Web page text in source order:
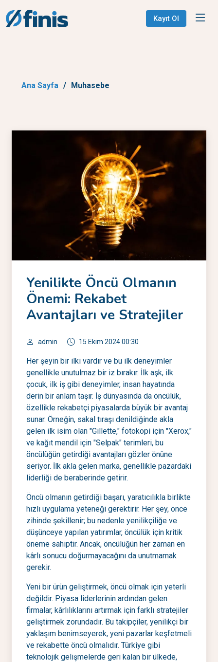
Kayıt Ol
Ana Sayfa Muhasebe
Yenilikte Öncü Olmanın
Önemi: Rekabet
Avantajları ve Stratejiler
admin 15 Ekim 2024 00:30
Her şeyin bir ilki vardır ve bu ilk deneyimler
genellikle unutulmaz bir iz bırakır. İlk aşk, ilk
çocuk, ilk iş gibi deneyimler, insan hayatında
derin bir anlam taşır. İş dünyasında da öncülük,
özellikle rekabetçi piyasalarda büyük bir avantaj
sunar. Örneğin, sakal tıraşı denildiğinde akla
gelen ilk isim olan "Gillette," fotokopi için "Xerox,"
ve kağıt mendil için "Selpak" terimleri, bu
öncülüğün getirdiği avantajları gözler önüne
seriyor. İlk akla gelen marka, genellikle pazardaki
liderliği de beraberinde getirir.
Öncü olmanın getirdiği başarı, yaratıcılıkla birlikte
hızlı uygulama yeteneği gerektirir. Her şey, önce
zihinde şekillenir; bu nedenle yenilikçiliğe ve
düşünceye yapılan yatırımlar, öncülük için kritik
öneme sahiptir. Ancak, öncülüğün her zaman en
kârlı sonucu doğurmayacağını da unutmamak
gerekir.
Yeni bir ürün geliştirmek, öncü olmak için yeterli
değildir. Piyasa liderlerinin ardından gelen
firmalar, kârlılıklarını artırmak için farklı stratejiler
geliştirmek zorundadır. Bu takipçiler, yenilikçi bir
yaklaşım benimseyerek, yeni pazarlar keşfetmeli
ve rekabette öncü olmalıdır. Türkiye gibi
teknolojik gelişmelerde geri kalan bir ülkede,